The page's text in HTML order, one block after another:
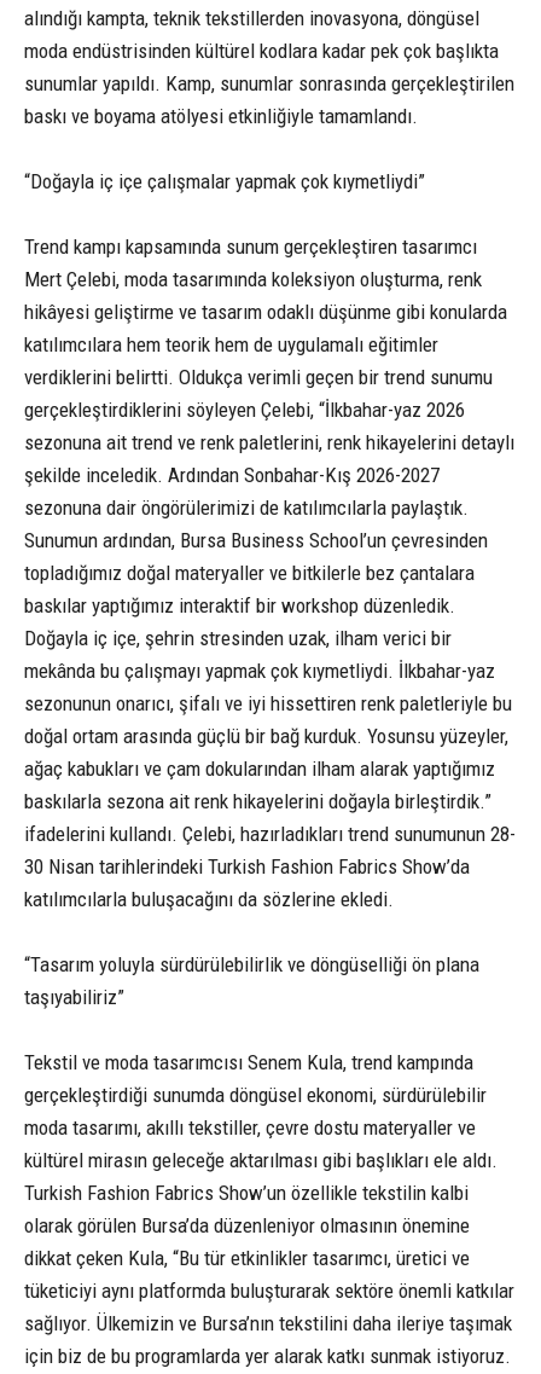
alındığı kampta, teknik tekstillerden inovasyona, döngüsel
moda endüstrisinden kültürel kodlara kadar pek çok başlıkta
sunumlar yapıldı. Kamp, sunumlar sonrasında gerçekleştirilen
baskı ve boyama atölyesi etkinliğiyle tamamlandı.
“Doğayla iç içe çalışmalar yapmak çok kıymetliydi”
Trend kampı kapsamında sunum gerçekleştiren tasarımcı
Mert Çelebi, moda tasarımında koleksiyon oluşturma, renk
hikâyesi geliştirme ve tasarım odaklı düşünme gibi konularda
katılımcılara hem teorik hem de uygulamalı eğitimler
verdiklerini belirtti. Oldukça verimli geçen bir trend sunumu
gerçekleştirdiklerini söyleyen Çelebi, “İlkbahar-yaz 2026
sezonuna ait trend ve renk paletlerini, renk hikayelerini detaylı
şekilde inceledik. Ardından Sonbahar-Kış 2026-2027
sezonuna dair öngörülerimizi de katılımcılarla paylaştık.
Sunumun ardından, Bursa Business School’un çevresinden
topladığımız doğal materyaller ve bitkilerle bez çantalara
baskılar yaptığımız interaktif bir workshop düzenledik.
Doğayla iç içe, şehrin stresinden uzak, ilham verici bir
mekânda bu çalışmayı yapmak çok kıymetliydi. İlkbahar-yaz
sezonunun onarıcı, şifalı ve iyi hissettiren renk paletleriyle bu
doğal ortam arasında güçlü bir bağ kurduk. Yosunsu yüzeyler,
ağaç kabukları ve çam dokularından ilham alarak yaptığımız
baskılarla sezona ait renk hikayelerini doğayla birleştirdik.”
ifadelerini kullandı. Çelebi, hazırladıkları trend sunumunun 28-
30 Nisan tarihlerindeki Turkish Fashion Fabrics Show’da
katılımcılarla buluşacağını da sözlerine ekledi.
“Tasarım yoluyla sürdürülebilirlik ve döngüselliği ön plana
taşıyabiliriz”
Tekstil ve moda tasarımcısı Senem Kula, trend kampında
gerçekleştirdiği sunumda döngüsel ekonomi, sürdürülebilir
moda tasarımı, akıllı tekstiller, çevre dostu materyaller ve
kültürel mirasın geleceğe aktarılması gibi başlıkları ele aldı.
Turkish Fashion Fabrics Show’un özellikle tekstilin kalbi
olarak görülen Bursa’da düzenleniyor olmasının önemine
dikkat çeken Kula, “Bu tür etkinlikler tasarımcı, üretici ve
tüketiciyi aynı platformda buluşturarak sektöre önemli katkılar
sağlıyor. Ülkemizin ve Bursa’nın tekstilini daha ileriye taşımak
için biz de bu programlarda yer alarak katkı sunmak istiyoruz.